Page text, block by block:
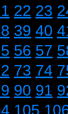
22 23
39 40
56 57
73 74
90 91
105